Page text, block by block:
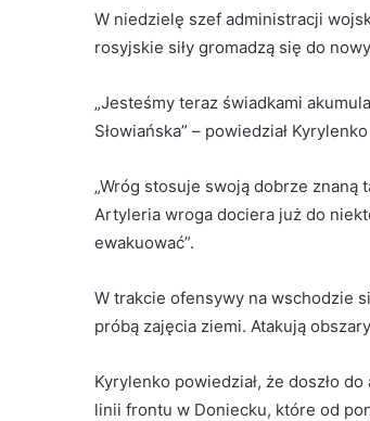
W niedzielę szef administracji
rosyjskie siły gromadzą się do
„Jesteśmy teraz świadkami
Słowiańska” – powiedział
„Wróg stosuje swoją dobrze
Artyleria wroga dociera już do
ewakuować”.
W trakcie ofensywy na wschodzie
próbą zajęcia ziemi. Atakują
Kyrylenko powiedział, że doszło
linii frontu w Doniecku, które od